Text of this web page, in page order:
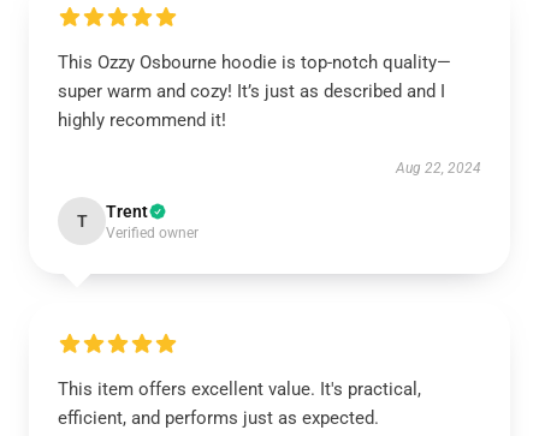
This Ozzy Osbourne hoodie is top-notch quality—
super warm and cozy! It’s just as described and I
highly recommend it!
Aug 22, 2024
T Trent
Verified owner
This item offers excellent value. It's practical,
efficient, and performs just as expected.